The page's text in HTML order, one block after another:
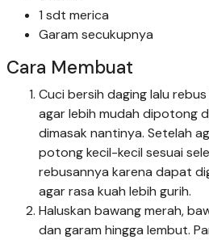
1 sdt merica
Garam secukupnya
Cara Membuat
Cuci bersih daging lalu
agar lebih mudah dipotong
dimasak nantinya. Setelah
potong kecil-kecil sesuai
rebusannya karena dapat
agar rasa kuah lebih gurih.
Haluskan bawang merah,
dan garam hingga lembut.